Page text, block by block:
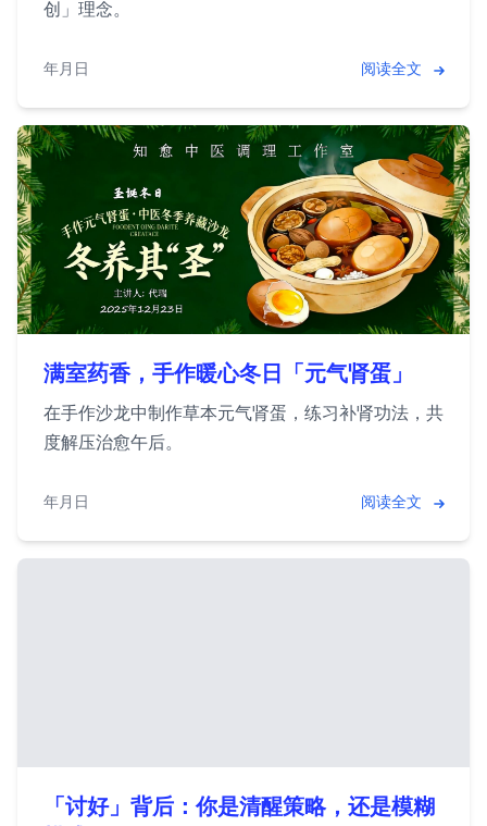
创」理念。
2025年12月30日 阅读全文
满室药香，手作暖心冬日「元气肾蛋」
在手作沙龙中制作草本元气肾蛋，练习补肾功法，共
度解压治愈午后。
2025年12月25日 阅读全文
「讨好」背后：你是清醒策略，还是模糊